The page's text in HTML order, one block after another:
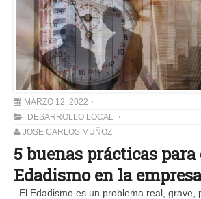
MARZO 12, 2022
DESARROLLO LOCAL
JOSE CARLOS MUÑOZ
5 buenas prácticas
Edadismo en la empresa
El Edadismo es un problema real, grave,